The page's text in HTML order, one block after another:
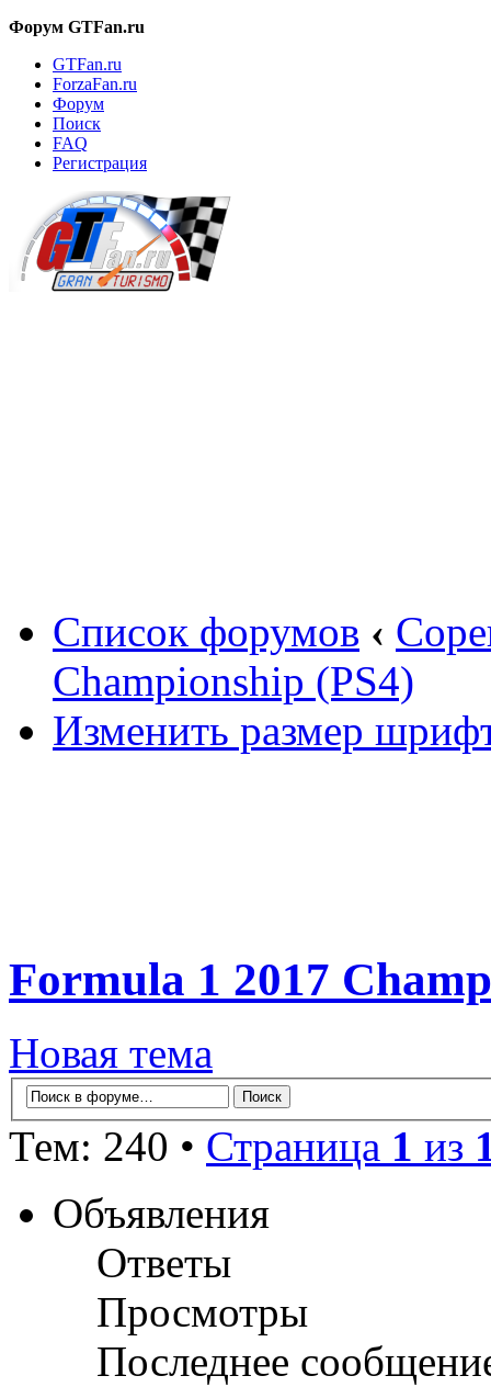
Форум GTFan.ru
GTFan.ru
ForzaFan.ru
Форум
Поиск
FAQ
Регистрация
Список форумов ‹
Championship (PS4)
Изменить размер
Formula 1 2017
Новая тема
Тем: 240 • Страница 1 из
Объявления
Ответы
Просмотры
Последнее